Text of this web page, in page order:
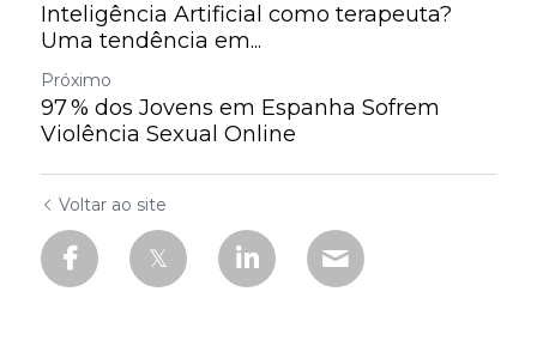
Inteligência Artificial como terapeuta?
Uma tendência em...
Próximo
97 % dos Jovens em Espanha Sofrem
Violência Sexual Online
Voltar ao site